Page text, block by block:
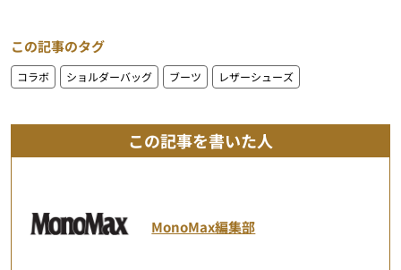
この記事のタグ
コラボ ショルダーバッグ ブーツ レザーシューズ
この記事を書いた人
MonoMax編集部